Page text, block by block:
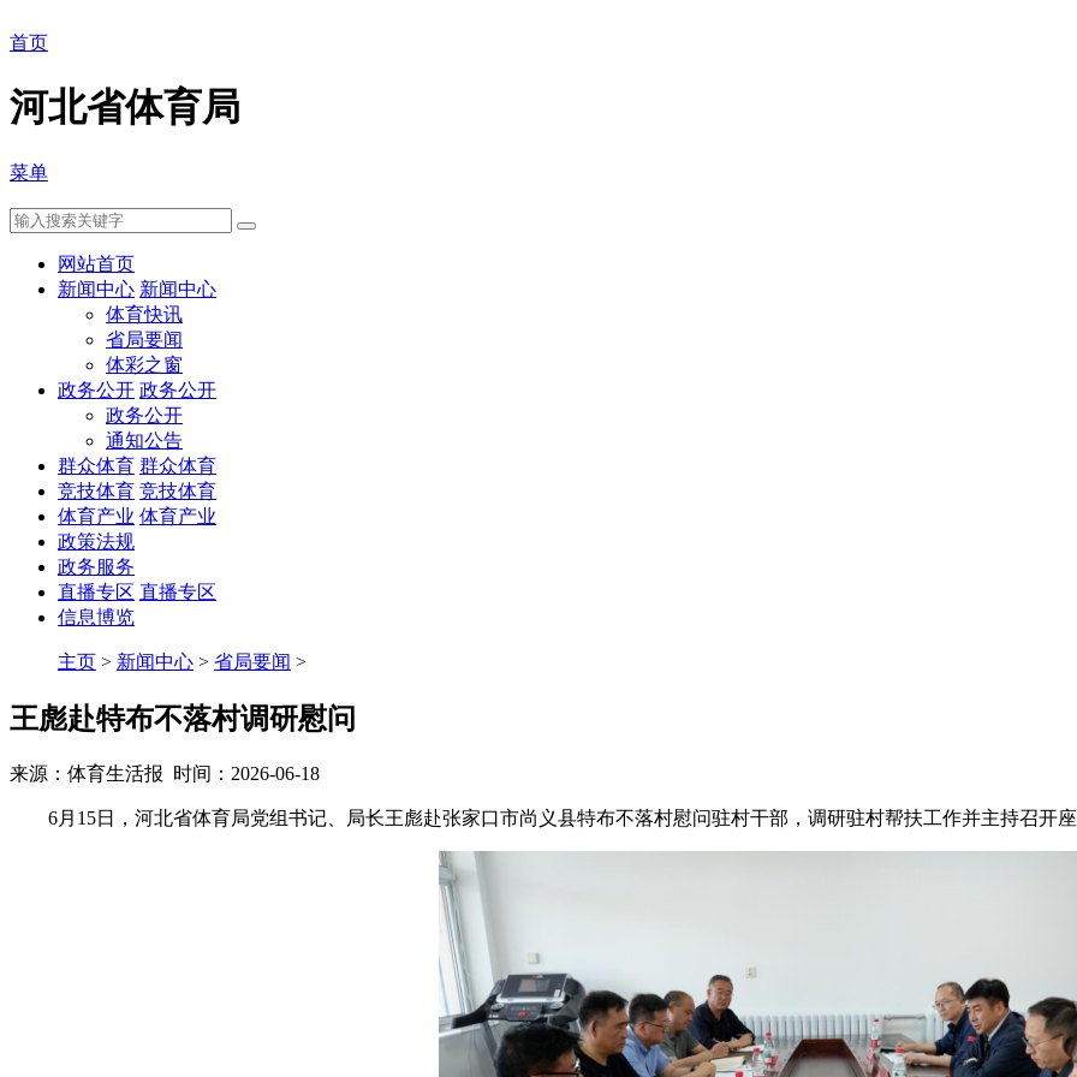
首页
河北省体育局
菜单
网站首页
新闻中心 新闻中心
体育快讯
省局要闻
体彩之窗
政务公开 政务公开
政务公开
通知公告
群众体育 群众体育
竞技体育 竞技体育
体育产业 体育产业
政策法规
政务服务
直播专区 直播专区
信息博览
主页 > 新闻中心 > 省局要闻 >
王彪赴特布不落村调研慰问
来源：体育生活报 时间：2026-06-18
6月15日，河北省体育局党组书记、局长王彪赴张家口市尚义县特布不落村慰问驻村干部，调研驻村帮扶工作并主持召开